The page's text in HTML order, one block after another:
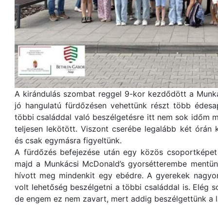
A kirándulás szombat reggel 9-kor kezdődött a
jó hangulatú fürdőzésen vehettünk részt több
többi családdal való beszélgetésre itt nem sok időm
teljesen lekötött. Viszont cserébe legalább két órán
és csak egymásra figyeltünk.
A fürdőzés befejezése után egy közös
majd a Munkácsi McDonald’s gyorsétterembe
hívott meg mindenkit egy ebédre. A gyerekek
volt lehetőség beszélgetni a többi családdal is. Elég
de engem ez nem zavart, mert addig beszélgettünk a